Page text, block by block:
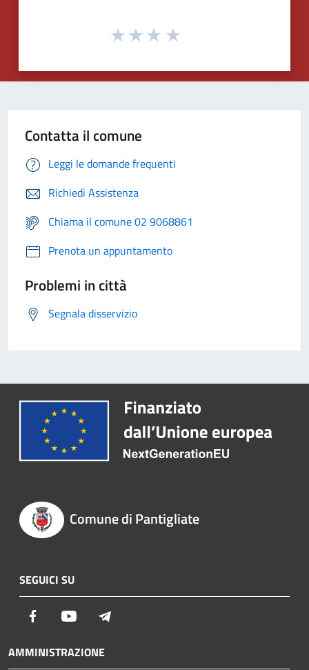
Contatta il comune
Leggi le domande frequenti
Richiedi Assistenza
Chiama il comune 02 9068861
Prenota un appuntamento
Problemi in città
Segnala disservizio
Comune di Pantigliate
SEGUICI SU
Facebook Youtube
AMMINISTRAZIONE